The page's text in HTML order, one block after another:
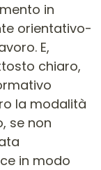
in
orientativo-
E,
chiaro,
la modalità
se non
in modo